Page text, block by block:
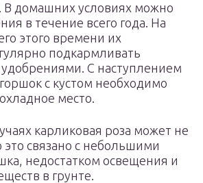
В домашних условиях можно
в течение всего года. На
этого времени их
подкармливать
С наступлением
с кустом необходимо
место.
карликовая роза может не
связано с небольшими
недостатком освещения и
в грунте.